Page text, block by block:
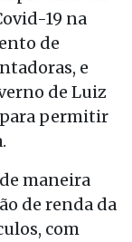
19 na
de
e
de Luiz
para permitir
maneira
de renda da
com